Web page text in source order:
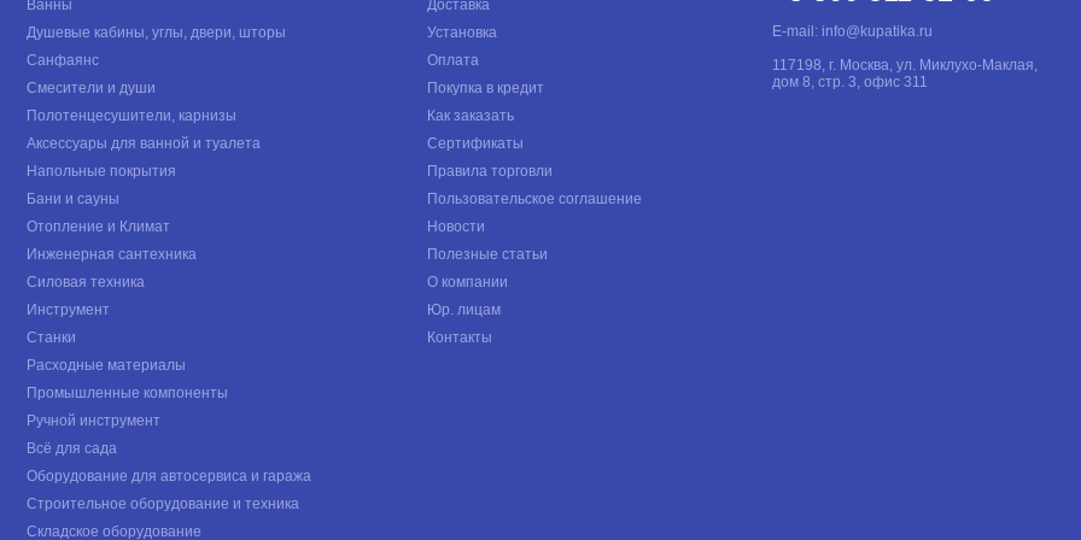
Ванны
Душевые кабины, углы, двери, шторы
Санфаянс
Смесители и души
Полотенцесушители, карнизы
Аксессуары для ванной и туалета
Напольные покрытия
Бани и сауны
Отопление и Климат
Инженерная сантехника
Силовая техника
Инструмент
Станки
Расходные материалы
Промышленные компоненты
Ручной инструмент
Всё для сада
Оборудование для автосервиса и гаража
Строительное оборудование и техника
Складское оборудование
Доставка
Установка
Оплата
Покупка в кредит
Как заказать
Сертификаты
Правила торговли
Пользовательское соглашение
Новости
Полезные статьи
О компании
Юр. лицам
Контакты
E-mail: info@kupatika.ru
117198, г. Москва, ул. Миклухо-Маклая,
дом 8, стр. 3, офис 311